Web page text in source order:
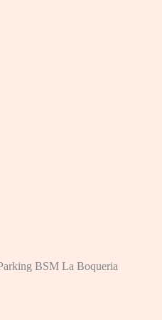
BSM La Boqueria